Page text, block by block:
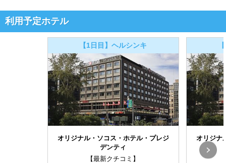
利用予定ホテル
【1日目】ヘルシンキ
オリジナル・ソコス・ホテル・プレジ
デンティ
【最新クチコミ】
オリジナ